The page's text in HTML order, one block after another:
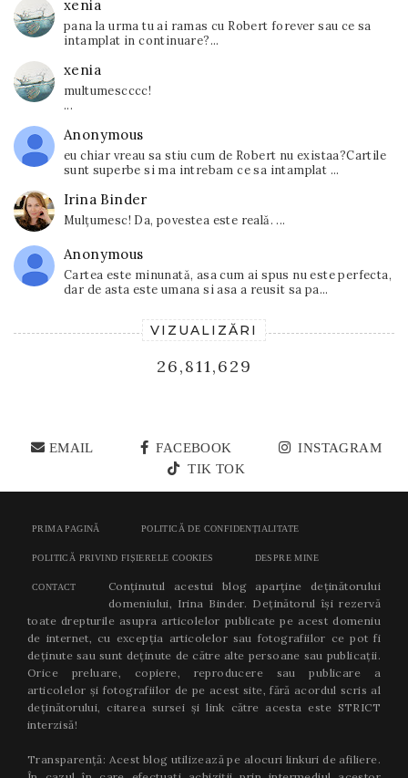
xenia
pana la urma tu ai ramas cu Robert forever sau ce sa
intamplat in continuare?...
xenia
multumescccc!
...
Anonymous
eu chiar vreau sa stiu cum de Robert nu existaa?Cartile
sunt superbe si ma intrebam ce sa intamplat ...
Irina Binder
Mulțumesc! Da, povestea este reală. ...
Anonymous
Cartea este minunată, asa cum ai spus nu este perfecta,
dar de asta este umana si asa a reusit sa pa...
VIZUALIZĂRI
26,811,629
EMAIL FACEBOOK
INSTAGRAM
TIK TOK
PRIMA PAGINĂ POLITICĂ DE CONFIDENȚIALITATE
POLITICĂ PRIVIND FIȘIERELE COOKIES DESPRE MINE
CONTACT
Conținutul acestui blog aparține deținătorului
domeniului, Irina Binder. Deținătorul își rezervă
toate drepturile asupra articolelor publicate pe acest domeniu
de internet, cu excepția articolelor sau fotografiilor ce pot fi
deținute sau sunt deținute de către alte persoane sau publicații.
Orice preluare, copiere, reproducere sau publicare a
articolelor și fotografiilor de pe acest site, fără acordul scris al
deținătorului, citarea sursei și link către acesta este STRICT
interzisă!
Transparență: Acest blog utilizează pe alocuri linkuri de afiliere.